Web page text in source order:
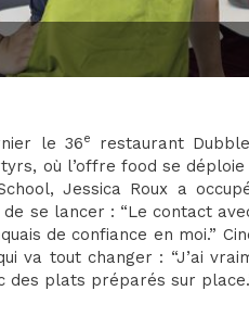
le 36e restaurant
où l’offre food se
Jessica Roux a
se lancer : “Le contact
de confiance en moi.”
va tout changer : “J’ai
des plats préparés sur